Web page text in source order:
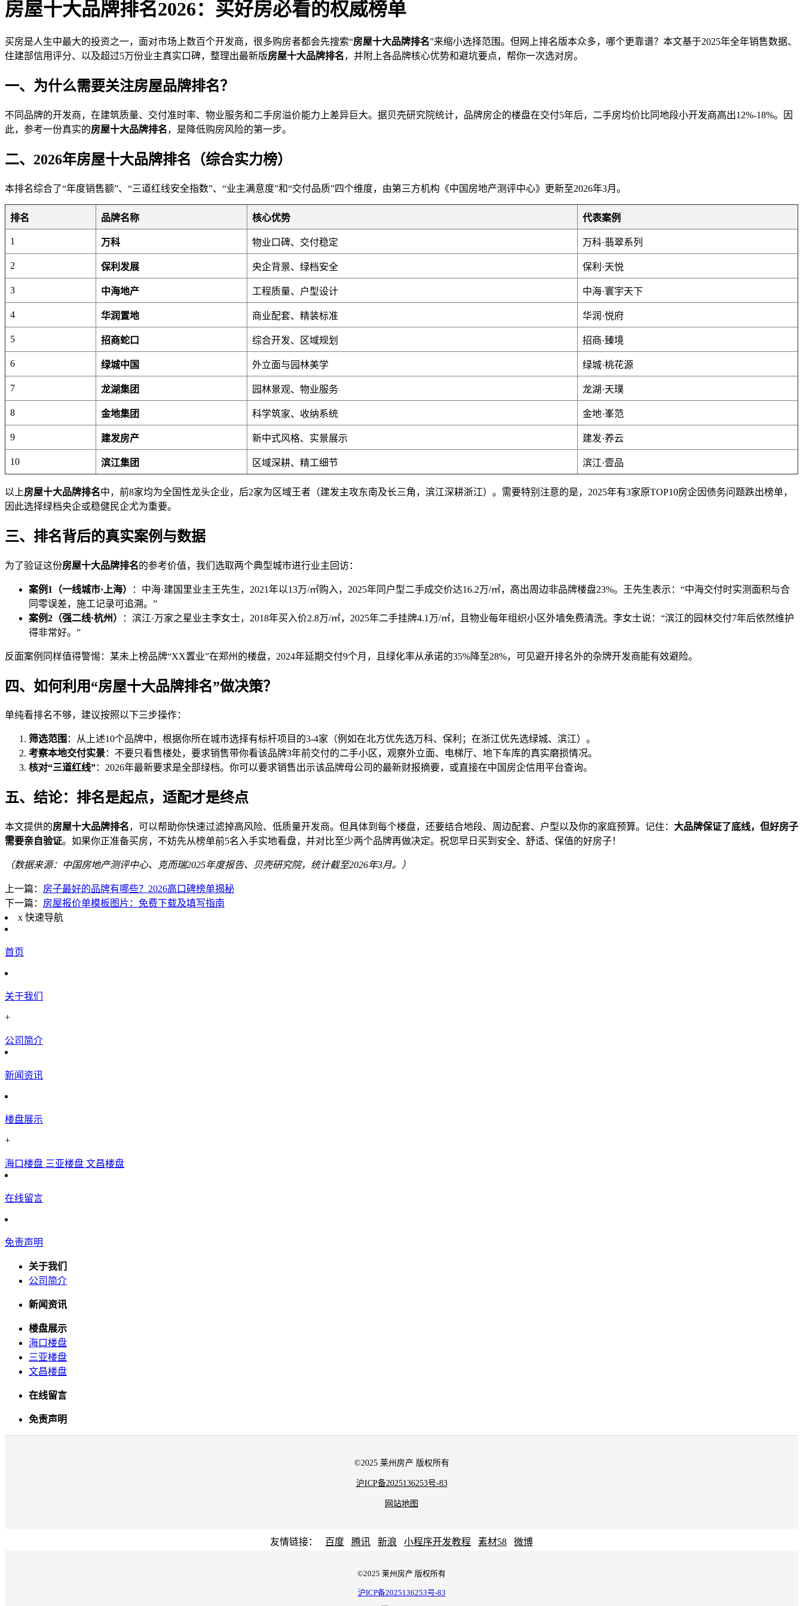
房屋十大品牌排名2026：买好房必看的权威榜单
买房是人生中最大的投资之一，面对市场上数百个开发商，很多购房者都会先搜索“房屋十大品牌排名”来缩小选择范围。但网上排名版本众多，哪个更靠谱？本文基于2025年全年销售数据、
住建部信用评分、以及超过5万份业主真实口碑，整理出最新版房屋十大品牌排名，并附上各品牌核心优势和避坑要点，帮你一次选对房。
一、为什么需要关注房屋品牌排名？
不同品牌的开发商，在建筑质量、交付准时率、物业服务和二手房溢价能力上差异巨大。据贝壳研究院统计，品牌房企的楼盘在交付5年后，二手房均价比同地段小开发商高出12%-18%。因
此，参考一份真实的房屋十大品牌排名，是降低购房风险的第一步。
二、2026年房屋十大品牌排名（综合实力榜）
本排名综合了“年度销售额”、“三道红线安全指数”、“业主满意度”和“交付品质”四个维度，由第三方机构《中国房地产测评中心》更新至2026年3月。
排名 品牌名称 核心优势 代表案例
1 万科 物业口碑、交付稳定 万科·翡翠系列
2 保利发展 央企背景、绿档安全 保利·天悦
3 中海地产 工程质量、户型设计 中海·寰宇天下
4 华润置地 商业配套、精装标准 华润·悦府
5 招商蛇口 综合开发、区域规划 招商·臻境
6 绿城中国 外立面与园林美学 绿城·桃花源
7 龙湖集团 园林景观、物业服务 龙湖·天璞
8 金地集团 科学筑家、收纳系统 金地·峯范
9 建发房产 新中式风格、实景展示 建发·养云
10 滨江集团 区域深耕、精工细节 滨江·壹品
以上房屋十大品牌排名中，前8家均为全国性龙头企业，后2家为区域王者（建发主攻东南及长三角，滨江深耕浙江）。需要特别注意的是，2025年有3家原TOP10房企因债务问题跌出榜单，
因此选择绿档央企或稳健民企尤为重要。
三、排名背后的真实案例与数据
为了验证这份房屋十大品牌排名的参考价值，我们选取两个典型城市进行业主回访：
案例1（一线城市·上海）
：中海·建国里业主王先生，2021年以13万/㎡购入，2025年同户型二手成交价达16.2万/㎡，高出周边非品牌楼盘23%。王先生表示：“中海交付时实测面积与合
同零误差，施工记录可追溯。”
案例2（强二线·杭州）
：滨江·万家之星业主李女士，2018年买入价2.8万/㎡，2025年二手挂牌4.1万/㎡，且物业每年组织小区外墙免费清洗。李女士说：“滨江的园林交付7年后依然维护
得非常好。”
反面案例同样值得警惕：某未上榜品牌“XX置业”在郑州的楼盘，2024年延期交付9个月，且绿化率从承诺的35%降至28%，可见避开排名外的杂牌开发商能有效避险。
四、如何利用“房屋十大品牌排名”做决策？
单纯看排名不够，建议按照以下三步操作：
筛选范围 ：从上述10个品牌中，根据你所在城市选择有标杆项目的3-4家（例如在北方优先选万科、保利；在浙江优先选绿城、滨江）。
考察本地交付实景：不要只看售楼处，要求销售带你看该品牌3年前交付的二手小区，观察外立面、电梯厅、地下车库的真实磨损情况。
核对“三道红线”：2026年最新要求是全部绿档。你可以要求销售出示该品牌母公司的最新财报摘要，或直接在中国房企信用平台查询。
五、结论：排名是起点，适配才是终点
本文提供的房屋十大品牌排名，可以帮助你快速过滤掉高风险、低质量开发商。但具体到每个楼盘，还要结合地段、周边配套、户型以及你的家庭预算。记住： 大品牌保证了底线，但好房子
需要亲自验证。如果你正准备买房，不妨先从榜单前5名入手实地看盘，并对比至少两个品牌再做决定。祝您早日买到安全、舒适、保值的好房子！
（数据来源：中国房地产测评中心、克而瑞2025年度报告、贝壳研究院，统计截至2026年3月。）
上一篇： 房子最好的品牌有哪些？2026高口碑榜单揭秘
下一篇： 房屋报价单模板图片：免费下载及填写指南
x 快速导航
首页
关于我们
+
公司简介
新闻资讯
楼盘展示
+
海口楼盘 三亚楼盘 文昌楼盘
在线留言
免责声明
关于我们
公司简介
新闻资讯
楼盘展示
海口楼盘
三亚楼盘
文昌楼盘
在线留言
免责声明
©2025 莱州房产 版权所有
沪ICP备2025136253号-83
网站地图
友情链接： 百度 腾讯 新浪 小程序开发教程 素材58 微博
©2025 莱州房产 版权所有
沪ICP备2025136253号-83